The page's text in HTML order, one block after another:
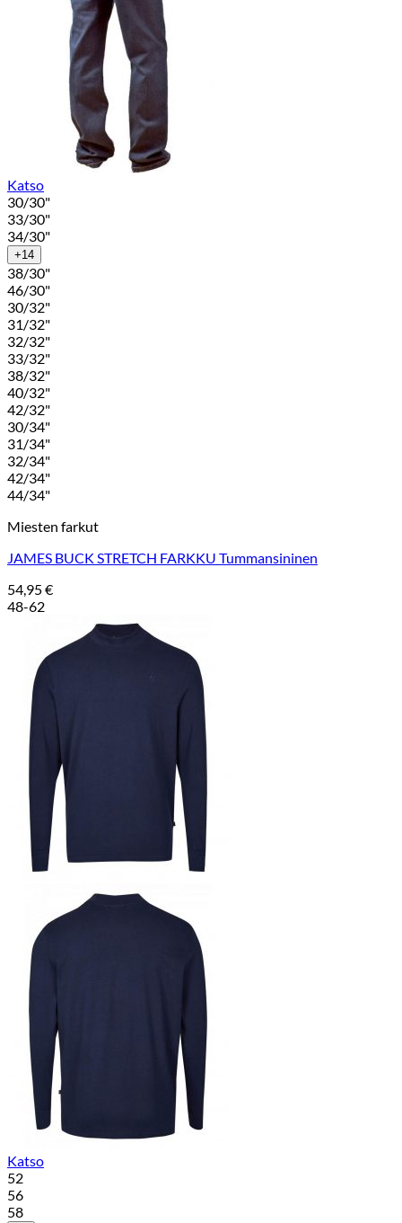
Katso
30/30"
33/30"
34/30"
+14
38/30"
46/30"
30/32"
31/32"
32/32"
33/32"
38/32"
40/32"
42/32"
30/34"
31/34"
32/34"
42/34"
44/34"
Miesten farkut
JAMES BUCK STRETCH FARKKU Tummansininen
54,95€
48-62
Katso
52
56
58